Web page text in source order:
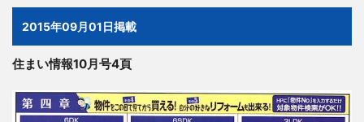
2015年09月01日掲載
住まい情報10月号4頁